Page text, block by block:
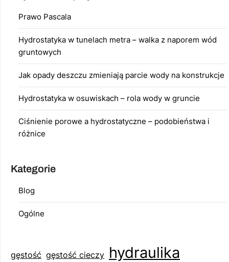
Prawo Pascala
Hydrostatyka w tunelach metra – walka z naporem wód
gruntowych
Jak opady deszczu zmieniają parcie wody na konstrukcje
Hydrostatyka w osuwiskach – rola wody w gruncie
Ciśnienie porowe a hydrostatyczne – podobieństwa i
różnice
Kategorie
Blog
Ogólne
gęstość gęstość cieczy hydraulika